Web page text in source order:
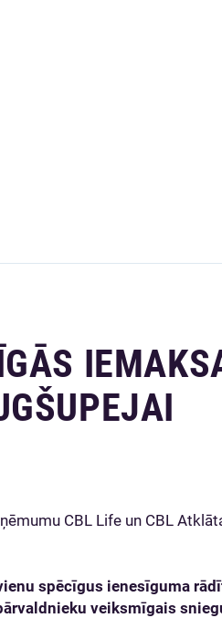
CBL Life un CBL
spēcīgus ienesīguma
veiksmīgais